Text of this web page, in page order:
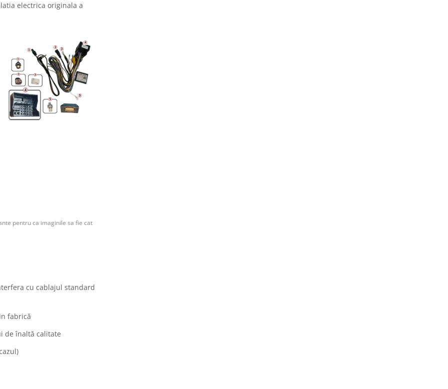
electrica originala a
pentru ca imaginile sa fie cat
cu cablajul standard
fabrică
de înaltă calitate